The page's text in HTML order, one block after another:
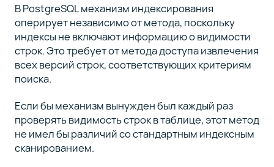
В PostgreSQL механизм индексирования
оперирует независимо от метода, поскольку
индексы не включают информацию о видимости
строк. Это требует от метода доступа извлечения
всех версий строк, соответствующих критериям
поиска.
Если бы механизм вынужден был каждый раз
проверять видимость строк в таблице, этот метод
не имел бы различий со стандартным индексным
сканированием.